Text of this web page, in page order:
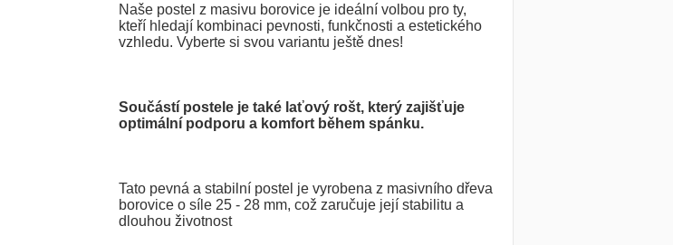
Naše postel z masivu borovice je ideální volbou pro ty,
kteří hledají kombinaci pevnosti, funkčnosti a estetického
vzhledu. Vyberte si svou variantu ještě dnes!
Součástí postele je také laťový rošt, který zajišťuje
optimální podporu a komfort během spánku.
Tato pevná a stabilní postel je vyrobena z masivního dřeva
borovice o síle 25 - 28 mm, což zaručuje její stabilitu a
dlouhou životnost